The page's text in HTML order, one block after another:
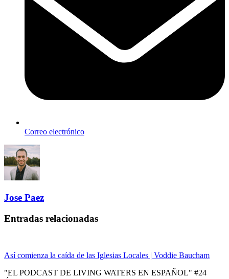
Correo electrónico
Jose Paez
Entradas relacionadas
Así comienza la caída de las Iglesias Locales | Voddie Baucham
"EL PODCAST DE LIVING WATERS EN ESPAÑOL" #24